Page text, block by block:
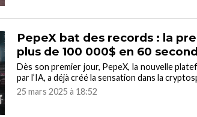
PepeX bat des records : la
plus de 100 000$ en 60
Dès son premier jour, PepeX, la nouvelle
par l’IA, a déjà créé la sensation dans la
25 mars 2025 à 18:52